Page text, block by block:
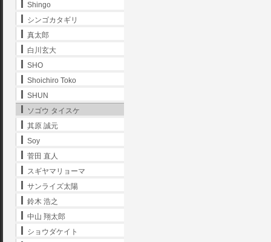
Shingo
シンゴカタギリ
真太郎
白川玄大
SHO
Shoichiro Toko
SHUN
ソゴウ タイスケ
其原 誠元
Soy
菅田 直人
スギヤマリョーマ
サンライズ太陽
鈴木 浩之
中山 翔太郎
ショウダケイト